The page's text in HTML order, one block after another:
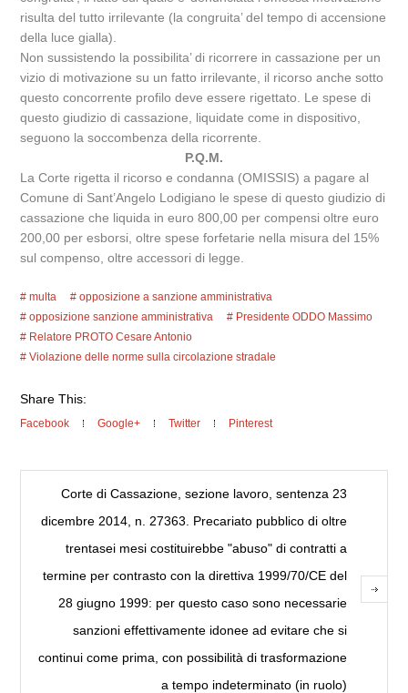
risulta del tutto irrilevante (la congruita’ del tempo di accensione
della luce gialla).
Non sussistendo la possibilita’ di ricorrere in cassazione per un
vizio di motivazione su un fatto irrilevante, il ricorso anche sotto
questo concorrente profilo deve essere rigettato. Le spese di
questo giudizio di cassazione, liquidate come in dispositivo,
seguono la soccombenza della ricorrente.
P.Q.M.
La Corte rigetta il ricorso e condanna (OMISSIS) a pagare al
Comune di Sant’Angelo Lodigiano le spese di questo giudizio di
cassazione che liquida in euro 800,00 per compensi oltre euro
200,00 per esborsi, oltre spese forfetarie nella misura del 15%
sul compenso, oltre accessori di legge.
multa
opposizione a sanzione amministrativa
opposizione sanzione amministrativa
Presidente ODDO Massimo
Relatore PROTO Cesare Antonio
Violazione delle norme sulla circolazione stradale
Share This:
Facebook Google+ Twitter Pinterest
Corte di Cassazione, sezione lavoro, sentenza 23
dicembre 2014, n. 27363. Precariato pubblico di oltre
trentasei mesi costituirebbe "abuso" di contratti a
termine per contrasto con la direttiva 1999/70/CE del
28 giugno 1999: per questo caso sono necessarie
sanzioni effettivamente idonee ad evitare che si
continui come prima, con possibilità di trasformazione
a tempo indeterminato (in ruolo)